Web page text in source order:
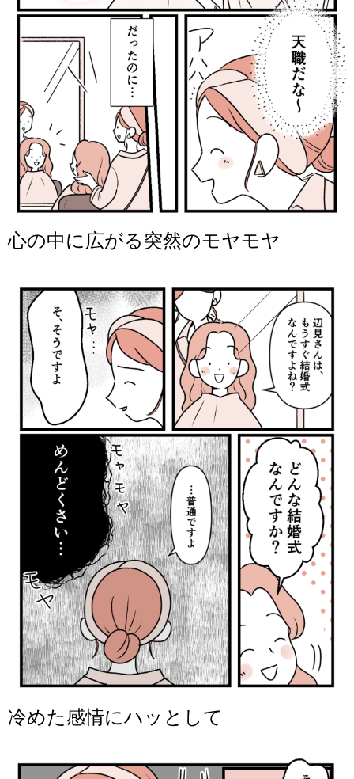
心の中に広がる突然のモヤモヤ
冷めた感情にハッとして